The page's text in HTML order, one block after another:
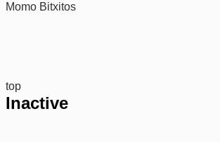
Momo Bitxitos
top
Inactive